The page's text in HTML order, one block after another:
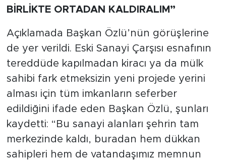
BİRLİKTE ORTADAN KALDIRALIM”
Açıklamada Başkan Özlü’nün görüşlerine
de yer verildi. Eski Sanayi Çarşısı esnafının
tereddüde kapılmadan kiracı ya da mülk
sahibi fark etmeksizin yeni projede yerini
alması için tüm imkanların seferber
edildiğini ifade eden Başkan Özlü, şunları
kaydetti: “Bu sanayi alanları şehrin tam
merkezinde kaldı, buradan hem dükkan
sahipleri hem de vatandaşımız memnun